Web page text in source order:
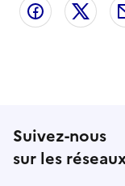
Partager
Suivez-nous
sur les